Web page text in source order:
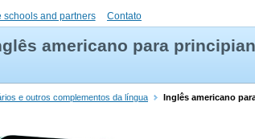
and partners Contato
americano para
e outros complementos da língua Inglês americano